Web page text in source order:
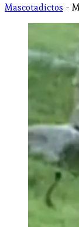
Mascotadictos -